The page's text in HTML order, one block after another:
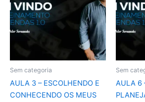
Sem categoria
AULA 3 – ESCOLHENDO E
CONHECENDO OS MEUS
Sem
AULA 6